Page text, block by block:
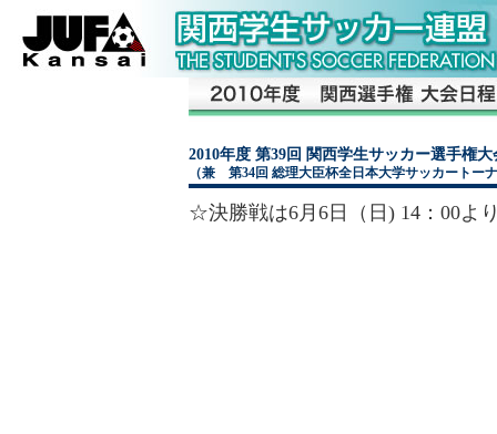
2010年度 第39回 関西学生サッカー選手権
（兼 第34回 総理大臣杯全日本大学サッカートー
☆決勝戦は6月6日（日) 14：00よ